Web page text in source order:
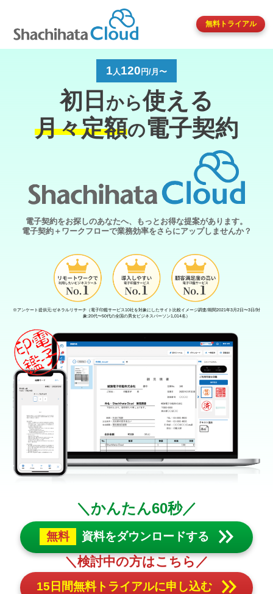
無料トライアル
1人120 円/月〜
初日 から使える
月々定額の電子契約
電子契約をお探しのあなたへ、もっとお得な提案があります。
電子契約＋ワークフローで業務効率をさらにアップしませんか？
※アンケート提供元:ゼネラルリサーチ（電子印鑑サービス10社を対象にしたサイト比較イメージ調査/期間2021年3月2日〜3日/対
象:20代〜50代の全国の男女ビジネスパーソン1,014名）
＼かんたん60秒／
無料 資料をダウンロードする
＼検討中の方はこちら／
15日間無料トライアルに申し込む